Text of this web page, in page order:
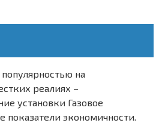
на
реалиях –
установки Газовое
экономичности.